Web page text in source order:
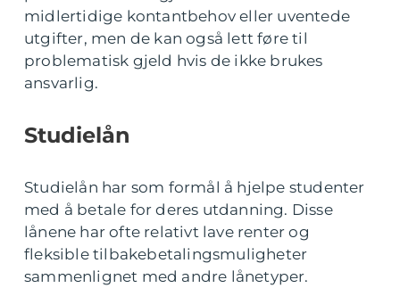
midlertidige kontantbehov eller uventede
utgifter, men de kan også lett føre til
problematisk gjeld hvis de ikke brukes
ansvarlig.
Studielån
Studielån har som formål å hjelpe studenter
med å betale for deres utdanning. Disse
lånene har ofte relativt lave renter og
fleksible tilbakebetalingsmuligheter
sammenlignet med andre lånetyper.